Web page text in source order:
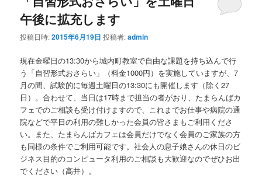
午後に拡充します
投稿日時:2015年6月19日 投稿者:admin
現在金曜日の13:30から城内町教室で自由な課題を持ち込んで行
う「自習形式おさらい」（料金1000円）を実施していますが、7
月の間、試験的に毎週土曜日の13:30にも開催します（除く27
日）。合わせて、当日は17時まで担当の者がおり、たまらんばカ
フェでのご相談も受け付けますので、これまでお仕事や病院の通
院などで平日の利用の難しかった会員の皆さまもご利用くださ
い。また、たまらんばカフェは会員だけでなく会員のご家族の方
も同様の条件でご利用可能です。社会人の息子娘さんの休日のビ
ジネス目的のコンピュータ利用のご相談も大歓迎なのでぜひお出
でください（高井）。